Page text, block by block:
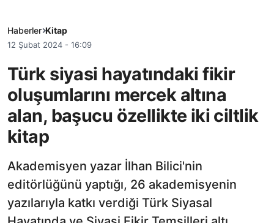
Haberler Kitap
12 Şubat 2024 - 16:09
Türk siyasi hayatındaki fikir
oluşumlarını mercek altına
alan, başucu özellikte iki ciltlik
kitap
Akademisyen yazar İlhan Bilici'nin
editörlüğünü yaptığı, 26 akademisyenin
yazılarıyla katkı verdiği Türk Siyasal